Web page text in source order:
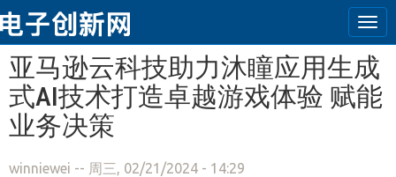
跳转到主要内容
亚马逊云科技助力沐瞳应用生成
式AI技术打造卓越游戏体验 赋能
业务决策
winniewei -- 周三, 02/21/2024 - 14:29